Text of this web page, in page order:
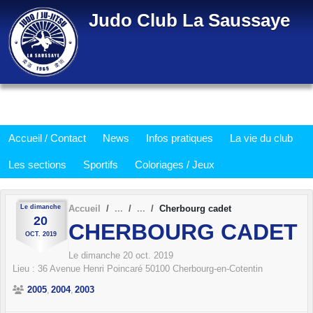
Judo Club La Saussaye
Accueil / Contact News Infos pratiques La vie du club
Les sections Sportifs Coloriages / Jeux
Le dimanche
20
OCT. 2019
Accueil Cherbourg cadet
CHERBOURG CADET
Le dimanche 20 oct. 2019
Lieu : 36 Avenue Henri Poincaré 50100 Cherbourg-en-Cotentin
2005 2004 2003
Panneau de gestion des cookies